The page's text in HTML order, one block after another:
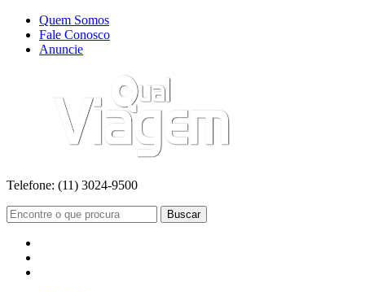
Quem Somos
Fale Conosco
Anuncie
Telefone: (11) 3024-9500
Buscar